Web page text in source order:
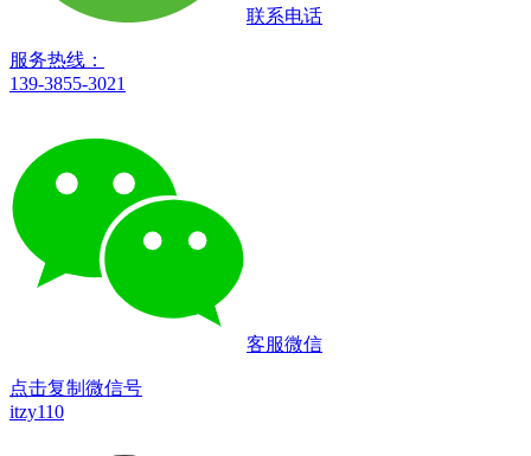
联系电话
服务热线：
139-3855-3021
客服微信
点击复制微信号
itzy110